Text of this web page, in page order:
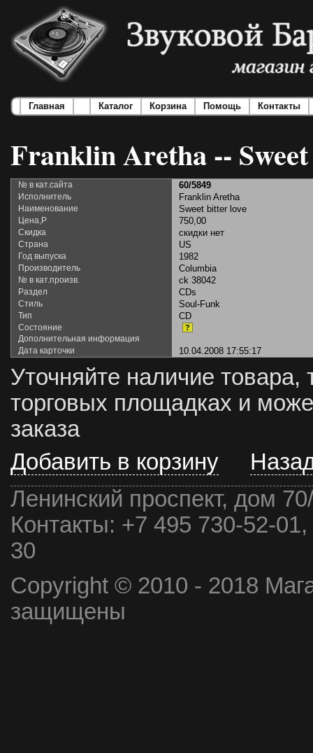
Главная Каталог Корзина Помощь Контакты
Franklin Aretha --
№ в кат.сайта 60/5849
Исполнитель Franklin Aretha
Наименование Sweet bitter love
Цена,Р 750,00
Скидка скидки нет
Страна US
Год выпуска 1982
Производитель Columbia
№ в кат.произв. ck 38042
Раздел CDs
Стиль Soul-Funk
Тип CD
Состояние ?
Дополнительная информация
Дата карточки
10.04.2008 17:55:17
Уточняйте наличие товара,
торговых площадках и
заказа
Добавить в корзину
Ленинский проспект, дом
Контакты: +7 495 730-52-
30
Copyright © 2010 - 2018
защищены